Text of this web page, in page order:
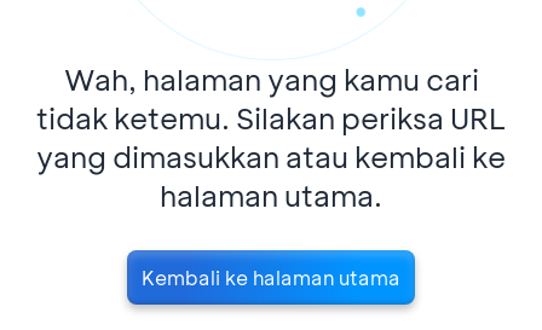
Wah, halaman yang kamu cari
tidak ketemu. Silakan periksa URL
yang dimasukkan atau kembali ke
halaman utama.
Kembali ke halaman utama